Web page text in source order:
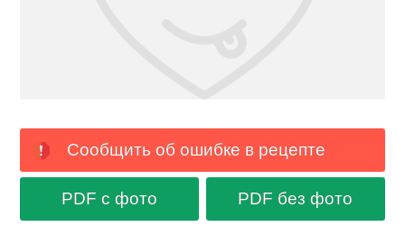
Сообщить об ошибке в рецепте
PDF с фото PDF без фото